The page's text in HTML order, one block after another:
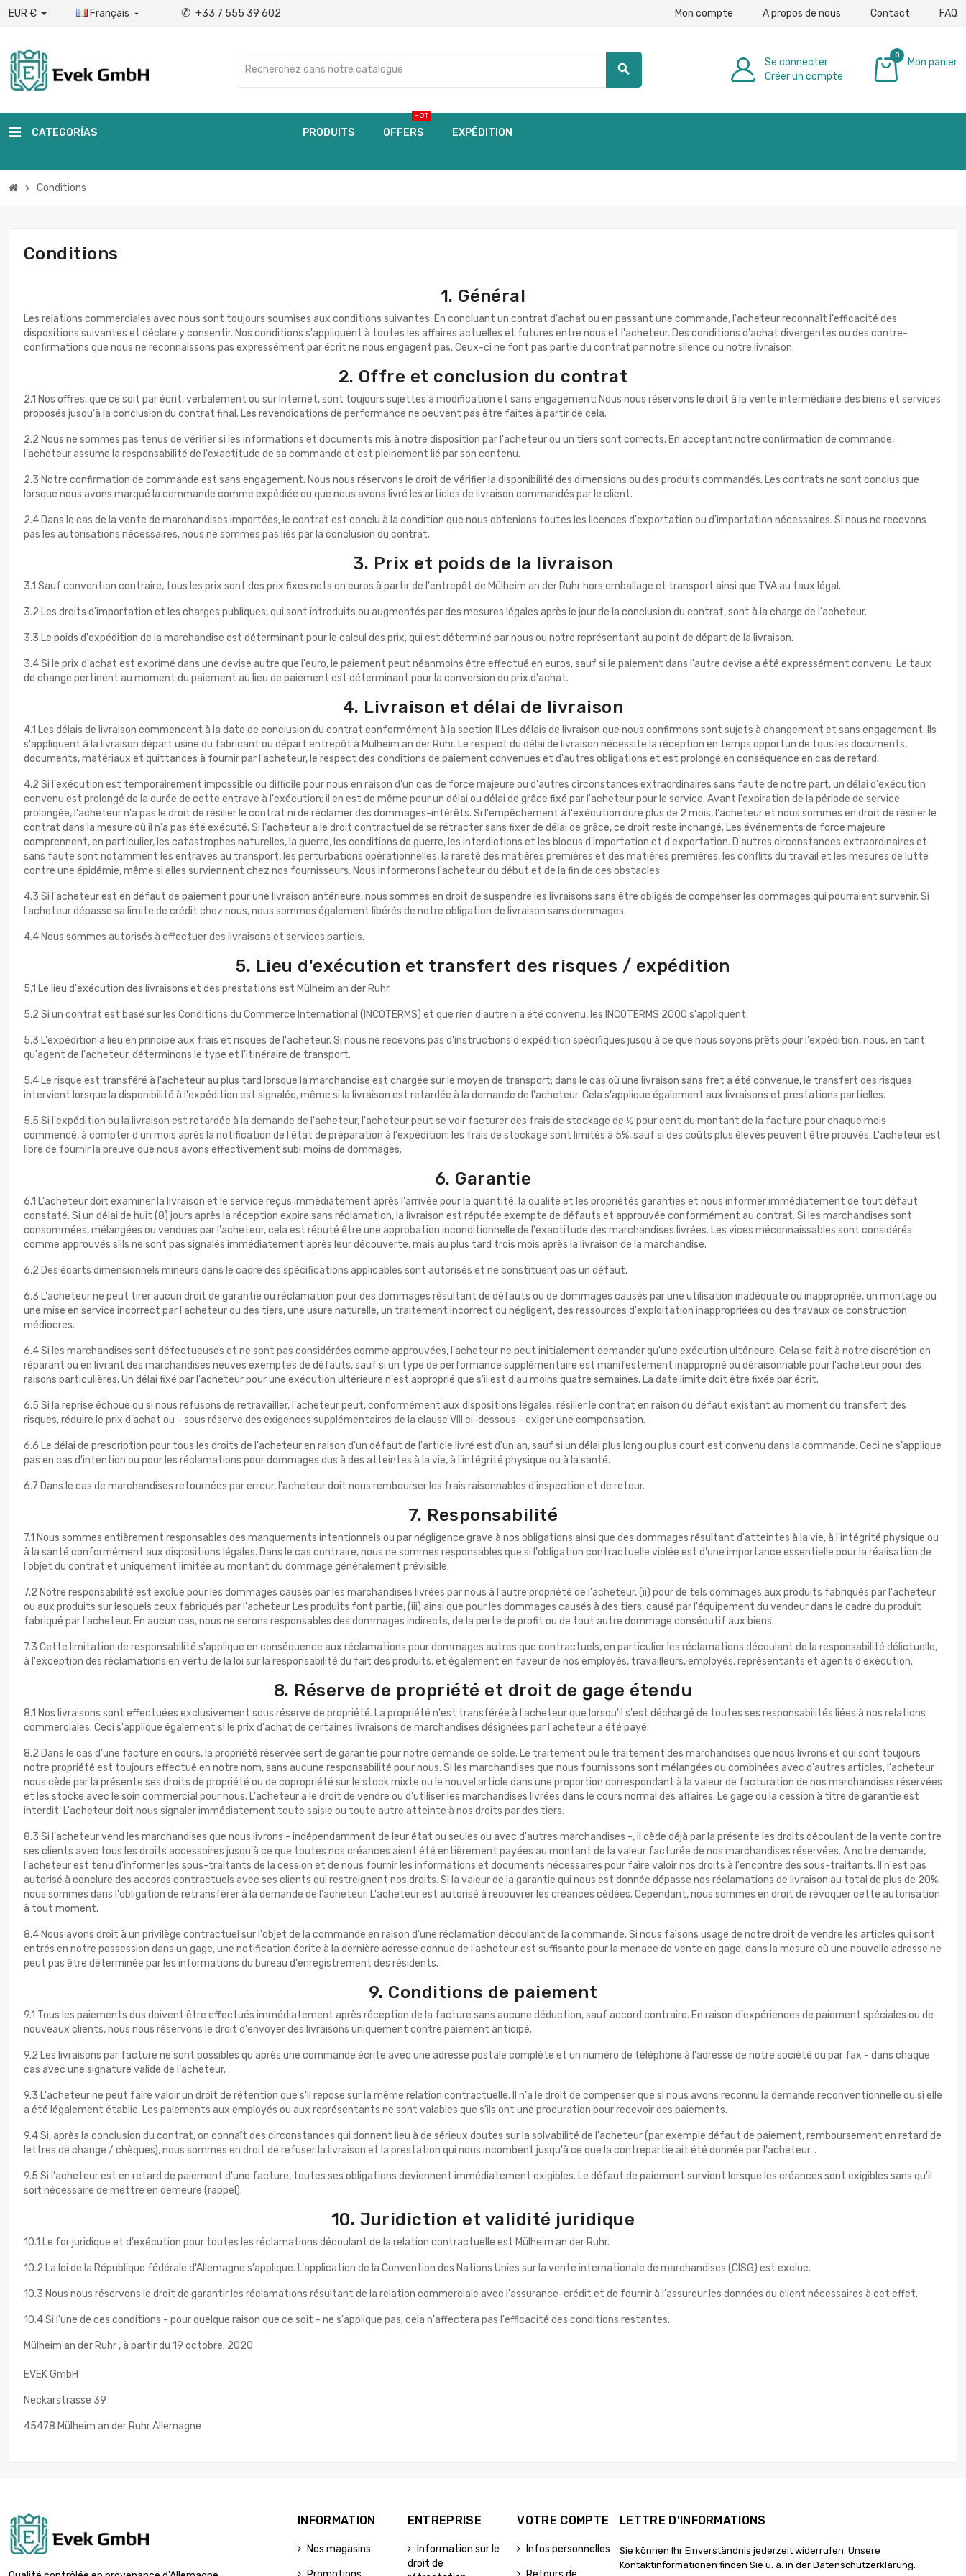
EUR € Français  ✆ +33 7 555 39 602 Mon compte A propos de nous Contact FAQ
search
Se connecter
Créer un compte
0
Mon panier
CATEGORÍAS PRODUITS OFFERS
HOT
EXPÉDITION
chevron_right Conditions
Conditions
1. Général
Les relations commerciales avec nous sont toujours soumises aux conditions suivantes. En concluant un contrat d'achat ou en passant une commande, l'acheteur reconnaît l'efficacité des
dispositions suivantes et déclare y consentir. Nos conditions s'appliquent à toutes les affaires actuelles et futures entre nous et l'acheteur. Des conditions d'achat divergentes ou des contre-
confirmations que nous ne reconnaissons pas expressément par écrit ne nous engagent pas. Ceux-ci ne font pas partie du contrat par notre silence ou notre livraison.
2. Offre et conclusion du contrat
2.1 Nos offres, que ce soit par écrit, verbalement ou sur Internet, sont toujours sujettes à modification et sans engagement; Nous nous réservons le droit à la vente intermédiaire des biens et services
proposés jusqu'à la conclusion du contrat final. Les revendications de performance ne peuvent pas être faites à partir de cela.
2.2 Nous ne sommes pas tenus de vérifier si les informations et documents mis à notre disposition par l'acheteur ou un tiers sont corrects. En acceptant notre confirmation de commande,
l'acheteur assume la responsabilité de l'exactitude de sa commande et est pleinement lié par son contenu.
2.3 Notre confirmation de commande est sans engagement. Nous nous réservons le droit de vérifier la disponibilité des dimensions ou des produits commandés. Les contrats ne sont conclus que
lorsque nous avons marqué la commande comme expédiée ou que nous avons livré les articles de livraison commandés par le client.
2.4 Dans le cas de la vente de marchandises importées, le contrat est conclu à la condition que nous obtenions toutes les licences d'exportation ou d'importation nécessaires. Si nous ne recevons
pas les autorisations nécessaires, nous ne sommes pas liés par la conclusion du contrat.
3. Prix et poids de la livraison
3.1 Sauf convention contraire, tous les prix sont des prix fixes nets en euros à partir de l'entrepôt de Mülheim an der Ruhr hors emballage et transport ainsi que TVA au taux légal.
3.2 Les droits d'importation et les charges publiques, qui sont introduits ou augmentés par des mesures légales après le jour de la conclusion du contrat, sont à la charge de l'acheteur.
3.3 Le poids d'expédition de la marchandise est déterminant pour le calcul des prix, qui est déterminé par nous ou notre représentant au point de départ de la livraison.
3.4 Si le prix d'achat est exprimé dans une devise autre que l'euro, le paiement peut néanmoins être effectué en euros, sauf si le paiement dans l'autre devise a été expressément convenu. Le taux
de change pertinent au moment du paiement au lieu de paiement est déterminant pour la conversion du prix d'achat.
4. Livraison et délai de livraison
4.1 Les délais de livraison commencent à la date de conclusion du contrat conformément à la section II Les délais de livraison que nous confirmons sont sujets à changement et sans engagement. Ils
s'appliquent à la livraison départ usine du fabricant ou départ entrepôt à Mülheim an der Ruhr. Le respect du délai de livraison nécessite la réception en temps opportun de tous les documents,
documents, matériaux et quittances à fournir par l'acheteur, le respect des conditions de paiement convenues et d'autres obligations et est prolongé en conséquence en cas de retard.
4.2 Si l'exécution est temporairement impossible ou difficile pour nous en raison d'un cas de force majeure ou d'autres circonstances extraordinaires sans faute de notre part, un délai d'exécution
convenu est prolongé de la durée de cette entrave à l'exécution; il en est de même pour un délai ou délai de grâce fixé par l'acheteur pour le service. Avant l'expiration de la période de service
prolongée, l'acheteur n'a pas le droit de résilier le contrat ni de réclamer des dommages-intérêts. Si l'empêchement à l'exécution dure plus de 2 mois, l'acheteur et nous sommes en droit de résilier le
contrat dans la mesure où il n'a pas été exécuté. Si l'acheteur a le droit contractuel de se rétracter sans fixer de délai de grâce, ce droit reste inchangé. Les événements de force majeure
comprennent, en particulier, les catastrophes naturelles, la guerre, les conditions de guerre, les interdictions et les blocus d'importation et d'exportation. D'autres circonstances extraordinaires et
sans faute sont notamment les entraves au transport, les perturbations opérationnelles, la rareté des matières premières et des matières premières, les conflits du travail et les mesures de lutte
contre une épidémie, même si elles surviennent chez nos fournisseurs. Nous informerons l'acheteur du début et de la fin de ces obstacles.
4.3 Si l'acheteur est en défaut de paiement pour une livraison antérieure, nous sommes en droit de suspendre les livraisons sans être obligés de compenser les dommages qui pourraient survenir. Si
l'acheteur dépasse sa limite de crédit chez nous, nous sommes également libérés de notre obligation de livraison sans dommages.
4.4 Nous sommes autorisés à effectuer des livraisons et services partiels.
5. Lieu d'exécution et transfert des risques / expédition
5.1 Le lieu d'exécution des livraisons et des prestations est Mülheim an der Ruhr.
5.2 Si un contrat est basé sur les Conditions du Commerce International (INCOTERMS) et que rien d'autre n'a été convenu, les INCOTERMS 2000 s'appliquent.
5.3 L'expédition a lieu en principe aux frais et risques de l'acheteur. Si nous ne recevons pas d'instructions d'expédition spécifiques jusqu'à ce que nous soyons prêts pour l'expédition, nous, en tant
qu'agent de l'acheteur, déterminons le type et l'itinéraire de transport.
5.4 Le risque est transféré à l'acheteur au plus tard lorsque la marchandise est chargée sur le moyen de transport; dans le cas où une livraison sans fret a été convenue, le transfert des risques
intervient lorsque la disponibilité à l'expédition est signalée, même si la livraison est retardée à la demande de l'acheteur. Cela s'applique également aux livraisons et prestations partielles.
5.5 Si l'expédition ou la livraison est retardée à la demande de l'acheteur, l'acheteur peut se voir facturer des frais de stockage de ½ pour cent du montant de la facture pour chaque mois
commencé, à compter d'un mois après la notification de l'état de préparation à l'expédition; les frais de stockage sont limités à 5%, sauf si des coûts plus élevés peuvent être prouvés. L'acheteur est
libre de fournir la preuve que nous avons effectivement subi moins de dommages.
6. Garantie
6.1 L'acheteur doit examiner la livraison et le service reçus immédiatement après l'arrivée pour la quantité, la qualité et les propriétés garanties et nous informer immédiatement de tout défaut
constaté. Si un délai de huit (8) jours après la réception expire sans réclamation, la livraison est réputée exempte de défauts et approuvée conformément au contrat. Si les marchandises sont
consommées, mélangées ou vendues par l'acheteur, cela est réputé être une approbation inconditionnelle de l'exactitude des marchandises livrées. Les vices méconnaissables sont considérés
comme approuvés s'ils ne sont pas signalés immédiatement après leur découverte, mais au plus tard trois mois après la livraison de la marchandise.
6.2 Des écarts dimensionnels mineurs dans le cadre des spécifications applicables sont autorisés et ne constituent pas un défaut.
6.3 L'acheteur ne peut tirer aucun droit de garantie ou réclamation pour des dommages résultant de défauts ou de dommages causés par une utilisation inadéquate ou inappropriée, un montage ou
une mise en service incorrect par l'acheteur ou des tiers, une usure naturelle, un traitement incorrect ou négligent, des ressources d'exploitation inappropriées ou des travaux de construction
médiocres.
6.4 Si les marchandises sont défectueuses et ne sont pas considérées comme approuvées, l'acheteur ne peut initialement demander qu'une exécution ultérieure. Cela se fait à notre discrétion en
réparant ou en livrant des marchandises neuves exemptes de défauts, sauf si un type de performance supplémentaire est manifestement inapproprié ou déraisonnable pour l'acheteur pour des
raisons particulières. Un délai fixé par l'acheteur pour une exécution ultérieure n'est approprié que s'il est d'au moins quatre semaines. La date limite doit être fixée par écrit.
6.5 Si la reprise échoue ou si nous refusons de retravailler, l'acheteur peut, conformément aux dispositions légales, résilier le contrat en raison du défaut existant au moment du transfert des
risques, réduire le prix d'achat ou - sous réserve des exigences supplémentaires de la clause VIII ci-dessous - exiger une compensation.
6.6 Le délai de prescription pour tous les droits de l'acheteur en raison d'un défaut de l'article livré est d'un an, sauf si un délai plus long ou plus court est convenu dans la commande. Ceci ne s'applique
pas en cas d'intention ou pour les réclamations pour dommages dus à des atteintes à la vie, à l'intégrité physique ou à la santé.
6.7 Dans le cas de marchandises retournées par erreur, l'acheteur doit nous rembourser les frais raisonnables d'inspection et de retour.
7. Responsabilité
7.1 Nous sommes entièrement responsables des manquements intentionnels ou par négligence grave à nos obligations ainsi que des dommages résultant d'atteintes à la vie, à l'intégrité physique ou
à la santé conformément aux dispositions légales. Dans le cas contraire, nous ne sommes responsables que si l'obligation contractuelle violée est d'une importance essentielle pour la réalisation de
l'objet du contrat et uniquement limitée au montant du dommage généralement prévisible.
7.2 Notre responsabilité est exclue pour les dommages causés par les marchandises livrées par nous à l'autre propriété de l'acheteur, (ii) pour de tels dommages aux produits fabriqués par l'acheteur
ou aux produits sur lesquels ceux fabriqués par l'acheteur Les produits font partie, (iii) ainsi que pour les dommages causés à des tiers, causé par l'équipement du vendeur dans le cadre du produit
fabriqué par l'acheteur. En aucun cas, nous ne serons responsables des dommages indirects, de la perte de profit ou de tout autre dommage consécutif aux biens.
7.3 Cette limitation de responsabilité s'applique en conséquence aux réclamations pour dommages autres que contractuels, en particulier les réclamations découlant de la responsabilité délictuelle,
à l'exception des réclamations en vertu de la loi sur la responsabilité du fait des produits, et également en faveur de nos employés, travailleurs, employés, représentants et agents d'exécution.
8. Réserve de propriété et droit de gage étendu
8.1 Nos livraisons sont effectuées exclusivement sous réserve de propriété. La propriété n'est transférée à l'acheteur que lorsqu'il s'est déchargé de toutes ses responsabilités liées à nos relations
commerciales. Ceci s'applique également si le prix d'achat de certaines livraisons de marchandises désignées par l'acheteur a été payé.
8.2 Dans le cas d'une facture en cours, la propriété réservée sert de garantie pour notre demande de solde. Le traitement ou le traitement des marchandises que nous livrons et qui sont toujours
notre propriété est toujours effectué en notre nom, sans aucune responsabilité pour nous. Si les marchandises que nous fournissons sont mélangées ou combinées avec d'autres articles, l'acheteur
nous cède par la présente ses droits de propriété ou de copropriété sur le stock mixte ou le nouvel article dans une proportion correspondant à la valeur de facturation de nos marchandises réservées
et les stocke avec le soin commercial pour nous. L'acheteur a le droit de vendre ou d'utiliser les marchandises livrées dans le cours normal des affaires. Le gage ou la cession à titre de garantie est
interdit. L'acheteur doit nous signaler immédiatement toute saisie ou toute autre atteinte à nos droits par des tiers.
8.3 Si l'acheteur vend les marchandises que nous livrons - indépendamment de leur état ou seules ou avec d'autres marchandises -, il cède déjà par la présente les droits découlant de la vente contre
ses clients avec tous les droits accessoires jusqu'à ce que toutes nos créances aient été entièrement payées au montant de la valeur facturée de nos marchandises réservées. A notre demande,
l'acheteur est tenu d'informer les sous-traitants de la cession et de nous fournir les informations et documents nécessaires pour faire valoir nos droits à l'encontre des sous-traitants. Il n'est pas
autorisé à conclure des accords contractuels avec ses clients qui restreignent nos droits. Si la valeur de la garantie qui nous est donnée dépasse nos réclamations de livraison au total de plus de 20%,
nous sommes dans l'obligation de retransférer à la demande de l'acheteur. L'acheteur est autorisé à recouvrer les créances cédées. Cependant, nous sommes en droit de révoquer cette autorisation
à tout moment.
8.4 Nous avons droit à un privilège contractuel sur l'objet de la commande en raison d'une réclamation découlant de la commande. Si nous faisons usage de notre droit de vendre les articles qui sont
entrés en notre possession dans un gage, une notification écrite à la dernière adresse connue de l'acheteur est suffisante pour la menace de vente en gage, dans la mesure où une nouvelle adresse ne
peut pas être déterminée par les informations du bureau d'enregistrement des résidents.
9. Conditions de paiement
9.1 Tous les paiements dus doivent être effectués immédiatement après réception de la facture sans aucune déduction, sauf accord contraire. En raison d'expériences de paiement spéciales ou de
nouveaux clients, nous nous réservons le droit d'envoyer des livraisons uniquement contre paiement anticipé.
9.2 Les livraisons par facture ne sont possibles qu'après une commande écrite avec une adresse postale complète et un numéro de téléphone à l'adresse de notre société ou par fax - dans chaque
cas avec une signature valide de l'acheteur.
9.3 L'acheteur ne peut faire valoir un droit de rétention que s'il repose sur la même relation contractuelle. Il n'a le droit de compenser que si nous avons reconnu la demande reconventionnelle ou si elle
a été légalement établie. Les paiements aux employés ou aux représentants ne sont valables que s'ils ont une procuration pour recevoir des paiements.
9.4 Si, après la conclusion du contrat, on connaît des circonstances qui donnent lieu à de sérieux doutes sur la solvabilité de l'acheteur (par exemple défaut de paiement, remboursement en retard de
lettres de change / chèques), nous sommes en droit de refuser la livraison et la prestation qui nous incombent jusqu'à ce que la contrepartie ait été donnée par l'acheteur. .
9.5 Si l'acheteur est en retard de paiement d'une facture, toutes ses obligations deviennent immédiatement exigibles. Le défaut de paiement survient lorsque les créances sont exigibles sans qu'il
soit nécessaire de mettre en demeure (rappel).
10. Juridiction et validité juridique
10.1 Le for juridique et d'exécution pour toutes les réclamations découlant de la relation contractuelle est Mülheim an der Ruhr.
10.2 La loi de la République fédérale d'Allemagne s'applique. L'application de la Convention des Nations Unies sur la vente internationale de marchandises (CISG) est exclue.
10.3 Nous nous réservons le droit de garantir les réclamations résultant de la relation commerciale avec l'assurance-crédit et de fournir à l'assureur les données du client nécessaires à cet effet.
10.4 Si l'une de ces conditions - pour quelque raison que ce soit - ne s'applique pas, cela n'affectera pas l'efficacité des conditions restantes.
Mülheim an der Ruhr , à partir du 19 octobre. 2020
EVEK GmbH
Neckarstrasse 39
45478 Mülheim an der Ruhr Allemagne
INFORMATION
Nos magasins
ENTREPRISE
Information sur le
droit de
VOTRE COMPTE
Infos personnelles
LETTRE D'INFORMATIONS
Sie können Ihr Einverständnis jederzeit widerrufen. Unsere
Kontaktinformationen finden Sie u. a. in der Datenschutzerklärung.